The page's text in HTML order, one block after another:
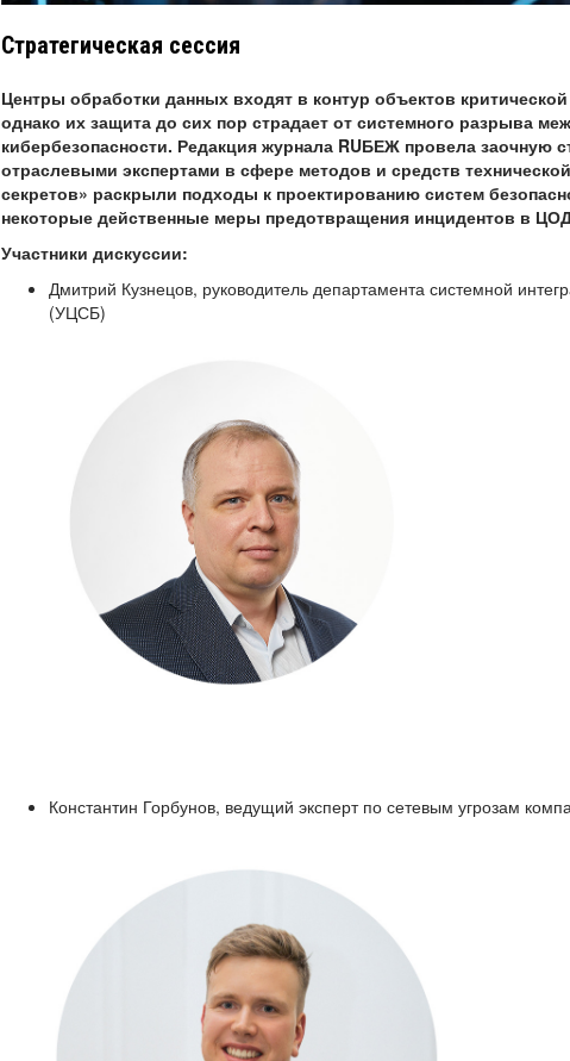
Стратегическая сессия
Центры обработки данных входят в контур объектов
однако их защита до сих пор страдает от системного разрыва
кибербезопасности. Редакция журнала RUБЕЖ провела заочную
отраслевыми экспертами в сфере методов и средств
секретов» раскрыли подходы к проектированию систем
некоторые действенные меры предотвращения инцидентов в
Участники дискуссии:
Дмитрий Кузнецов, руководитель департамента системной
(УЦСБ)
Константин Горбунов, ведущий эксперт по сетевым угрозам